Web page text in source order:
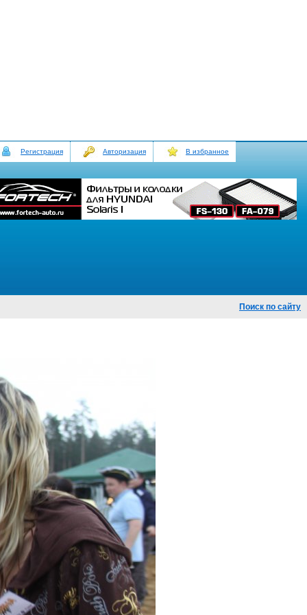
Регистрация Авторизация В избранное
Поиск по сайту